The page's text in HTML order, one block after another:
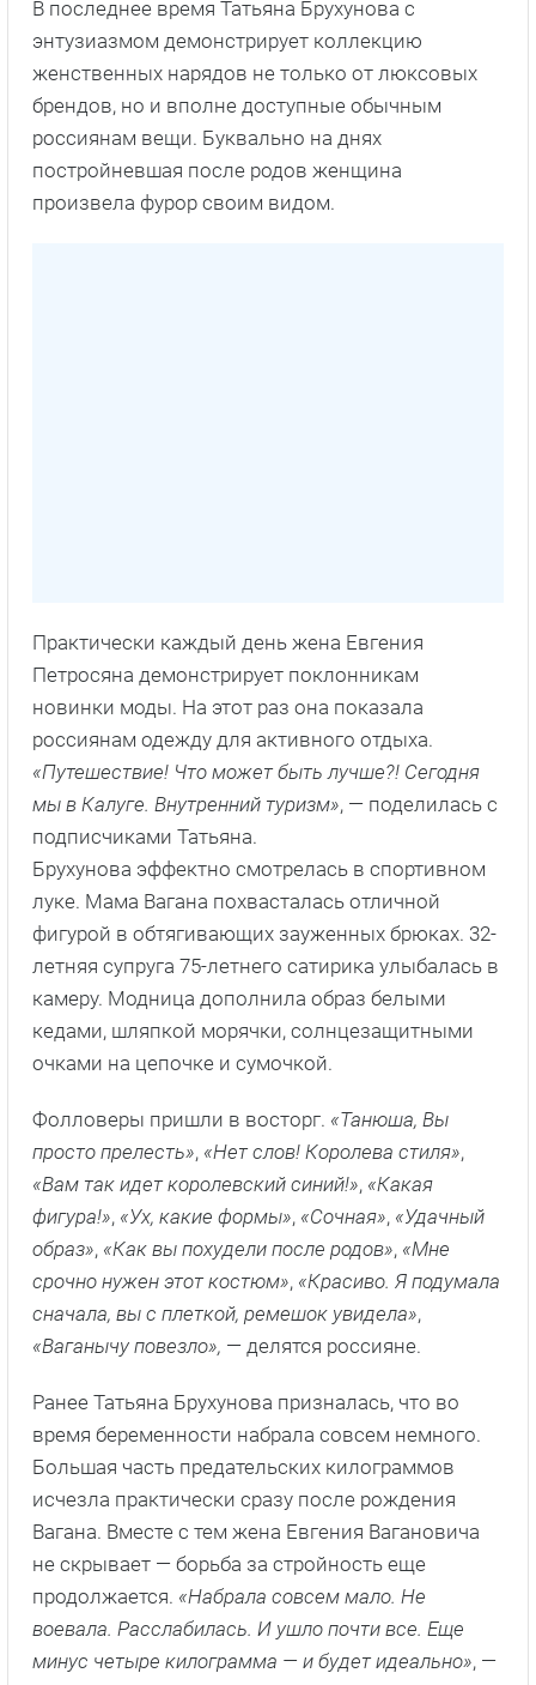
В последнее время Татьяна Брухунова с
энтузиазмом демонстрирует коллекцию
женственных нарядов не только от люксовых
брендов, но и вполне доступные обычным
россиянам вещи. Буквально на днях
постройневшая после родов женщина
произвела фурор своим видом.
Практически каждый день жена Евгения
Петросяна демонстрирует поклонникам
новинки моды. На этот раз она показала
россиянам одежду для активного отдыха.
«Путешествие! Что может быть лучше?! Сегодня
мы в Калуге. Внутренний туризм», — поделилась с
подписчиками Татьяна.
Брухунова эффектно смотрелась в спортивном
луке. Мама Вагана похвасталась отличной
фигурой в обтягивающих зауженных брюках. 32-
летняя супруга 75-летнего сатирика улыбалась в
камеру. Модница дополнила образ белыми
кедами, шляпкой морячки, солнцезащитными
очками на цепочке и сумочкой.
Фолловеры пришли в восторг. «Танюша, Вы
просто прелесть», «Нет слов! Королева стиля»,
«Вам так идет королевский синий!», «Какая
фигура!», «Ух, какие формы», «Сочная», «Удачный
образ», «Как вы похудели после родов», «Мне
срочно нужен этот костюм», «Красиво. Я подумала
сначала, вы с плеткой, ремешок увидела»,
«Ваганычу повезло», — делятся россияне.
Ранее Татьяна Брухунова призналась, что во
время беременности набрала совсем немного.
Большая часть предательских килограммов
исчезла практически сразу после рождения
Вагана. Вместе с тем жена Евгения Вагановича
не скрывает — борьба за стройность еще
продолжается. «Набрала совсем мало. Не
воевала. Расслабилась. И ушло почти все. Еще
минус четыре килограмма — и будет идеально», —